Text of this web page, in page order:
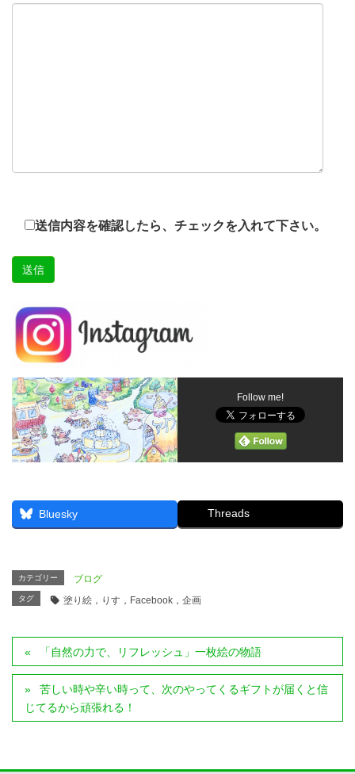
送信内容を確認したら、チェックを入れて下さい。
Follow me!
Bluesky Threads
カテゴリー ブログ
タグ 塗り絵，りす，Facebook，企画
「自然の力で、リフレッシュ」一枚絵の物語
苦しい時や辛い時って、次のやってくるギフトが届くと信
じてるから頑張れる！